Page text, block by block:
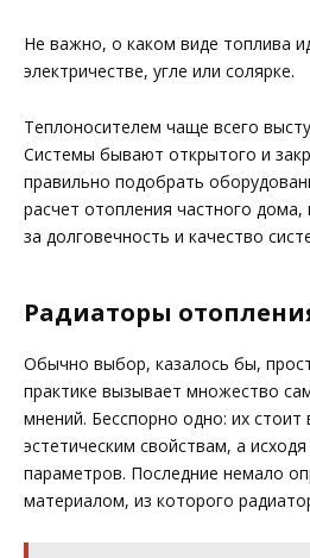
Не важно, о каком виде топлива
электричестве, угле или солярке.
Теплоносителем чаще всего
Системы бывают открытого и
правильно подобрать
расчет отопления частного
за долговечность и качество
Радиаторы
Обычно выбор, казалось бы,
практике вызывает множество
мнений. Бесспорно одно: их
эстетическим свойствам, а исходя
параметров. Последние немало
материалом, из которого